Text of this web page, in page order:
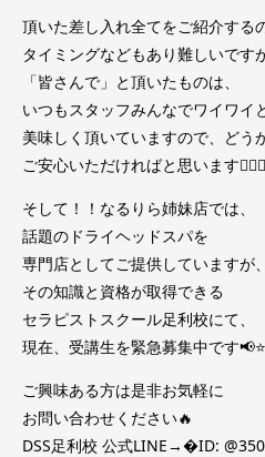
頂いた差し入れ全てをご紹介する
タイミングなどもあり難しいですが
「皆さんで」と頂いたものは、
いつもスタッフみんなでワイワイ
美味しく頂いていますので、どう
ご安心いただければと思います
そして！！なるりら姉妹店では、
話題のドライヘッドスパを
専門店としてご提供していますが、
その知識と資格が取得できる
セラピストスクール足利校にて、
現在、受講生を緊急募集中です📢⭐️
ご興味ある方は是非お気軽に
お問い合わせください🔥
DSS足利校 公式LINE→�ID: